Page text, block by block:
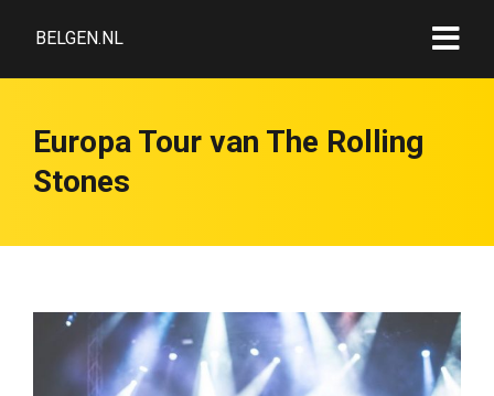
BELGEN.NL
Europa Tour van The Rolling
Stones